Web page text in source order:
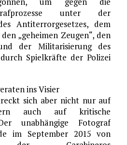
unter der
Antiterrorgesetzes, dem
„geheimen Zeugen“, den
der Militarisierung des
Spielkräfte der Polizei
ins Visier
sich aber nicht nur auf
auch auf kritische
unabhängige Fotograf
im September 2015 von